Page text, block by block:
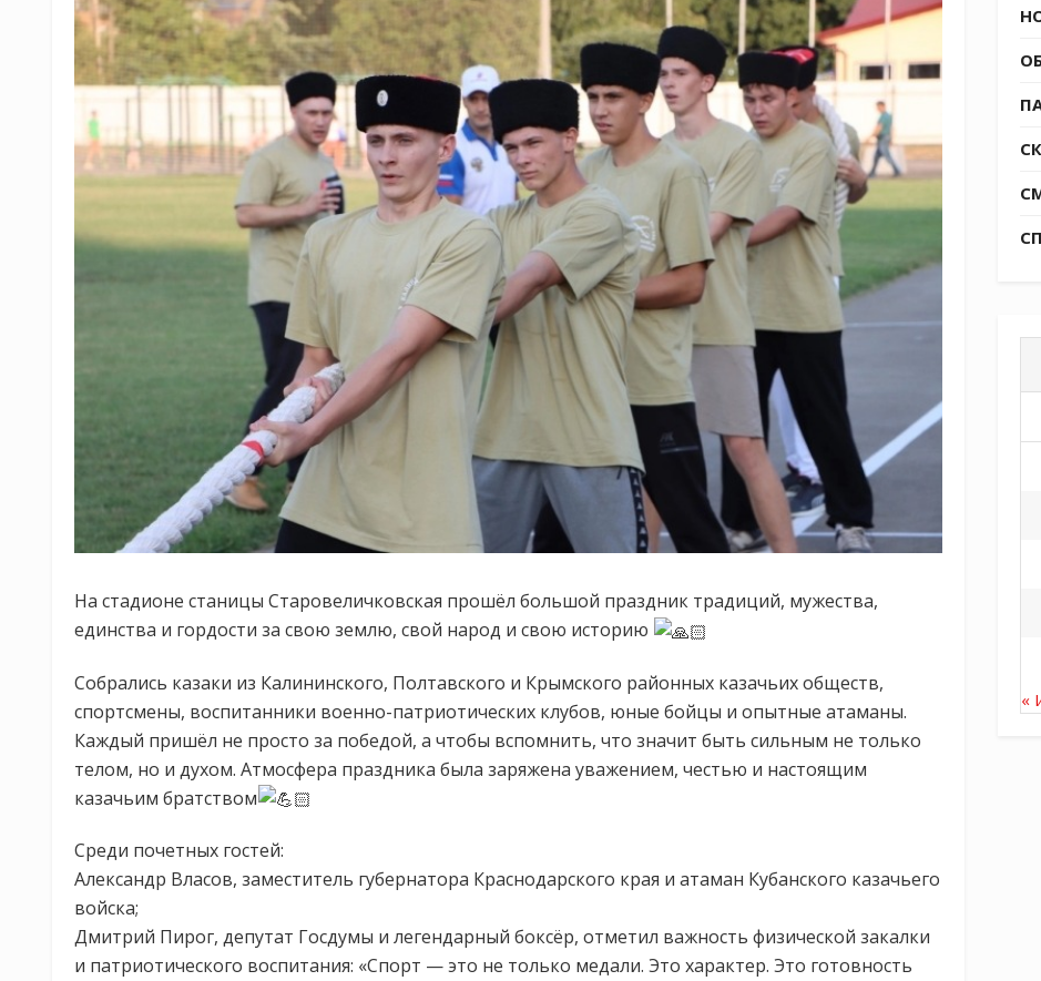
На стадионе станицы Старовеличковская прошёл большой праздник традиций, мужества,
единства и гордости за свою землю, свой народ и свою историю
Собрались казаки из Калининского, Полтавского и Крымского районных казачьих обществ,
спортсмены, воспитанники военно-патриотических клубов, юные бойцы и опытные атаманы.
Каждый пришёл не просто за победой, а чтобы вспомнить, что значит быть сильным не только
телом, но и духом. Атмосфера праздника была заряжена уважением, честью и настоящим
казачьим братством
Среди почетных гостей:
Александр Власов, заместитель губернатора Краснодарского края и атаман Кубанского казачьего
войска;
Дмитрий Пирог, депутат Госдумы и легендарный боксёр, отметил важность физической закалки
и патриотического воспитания: «Спорт — это не только медали. Это характер. Это готовность
«